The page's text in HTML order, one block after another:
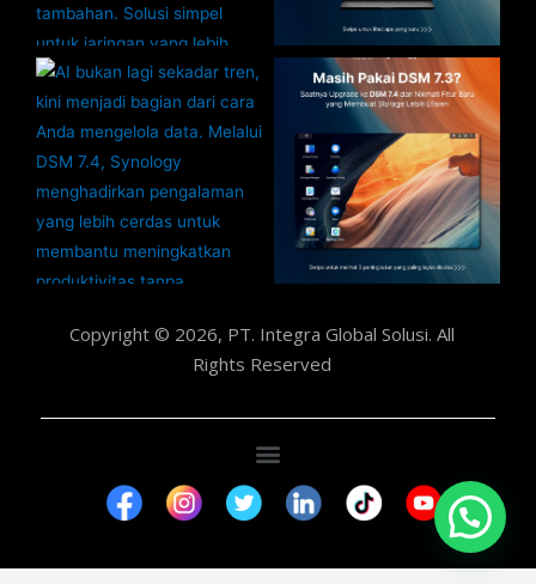
Copyright © 2026, PT. Integra Global Solusi. All
Rights Reserved